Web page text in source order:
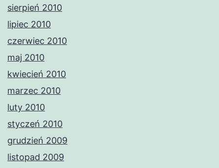
sierpień 2010
lipiec 2010
czerwiec 2010
maj 2010
kwiecień 2010
marzec 2010
luty 2010
styczeń 2010
grudzień 2009
listopad 2009